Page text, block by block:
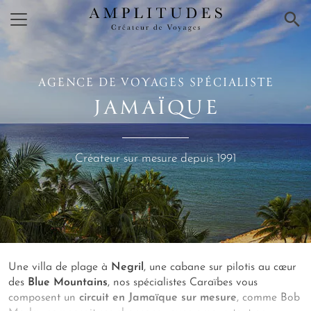
×
AGENCE DE VOYAGES SPÉCIALISTE
JAMAÏQUE
Créateur sur mesure depuis 1991
Une villa de plage à Negril , une cabane sur pilotis au cœur
des Blue Mountains, nos spécialistes Caraïbes vous
composent un circuit en Jamaïque sur mesure, comme Bob